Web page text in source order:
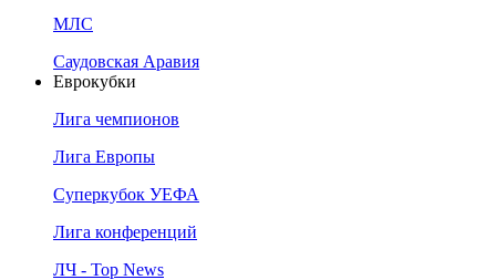
МЛС
Саудовская Аравия
Еврокубки
Лига чемпионов
Лига Европы
Суперкубок УЕФА
Лига конференций
ЛЧ - Top News